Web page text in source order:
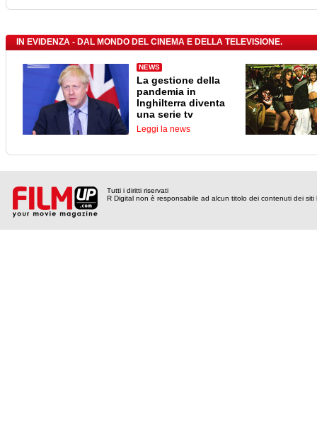
IN EVIDENZA - DAL MONDO DEL CINEMA E DELLA TELEVISIONE.
NEWS
La gestione della
pandemia in
Inghilterra diventa
una serie tv
Leggi la news
Tutti i diritti riservati
R Digital non è responsabile ad alcun titolo dei contenuti dei siti